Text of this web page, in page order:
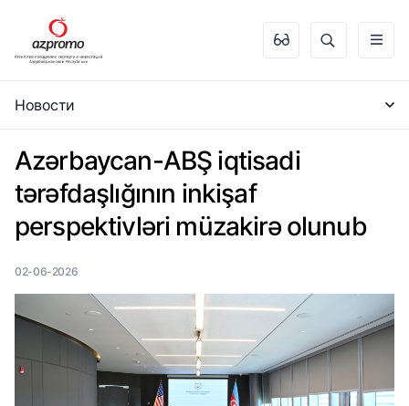
Новости
Azərbaycan-ABŞ iqtisadi
tərəfdaşlığının inkişaf
perspektivləri müzakirə olunub
02-06-2026